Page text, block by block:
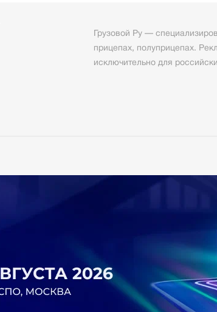
Грузовой Ру —
прицепах, полуприцепах.
исключительно для